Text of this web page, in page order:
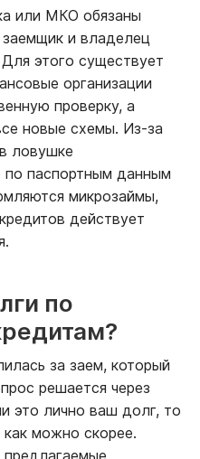
или МКО обязаны
и владелец
этого существует
организации
проверку, а
новые схемы. Из-за
ловушке
паспортным данным
микрозаймы,
действует
по
за заем, который
решается через
это лично ваш долг, то
как можно скорее.
предлагаемые